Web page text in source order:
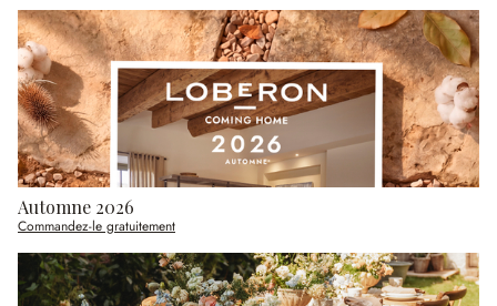
Automne 2026
Commandez-le gratuitement